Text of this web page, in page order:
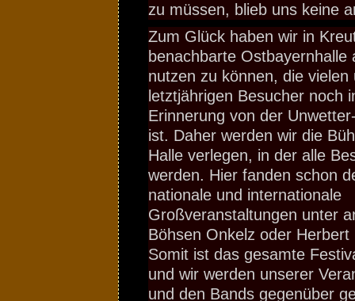
zu müssen, blieb uns keine
Zum Glück haben wir in
benachbarte Ostbayernhalle
nutzen zu können, die vielen
letztjährigen Besucher noch
Erinnerung von der
ist. Daher werden wir die
Halle verlegen, in der alle
werden. Hier fanden schon
nationale und internationale
Großveranstaltungen unter
Böhsen Onkelz oder
Somit ist das gesamte
und wir werden unserer
und den Bands gegenüber